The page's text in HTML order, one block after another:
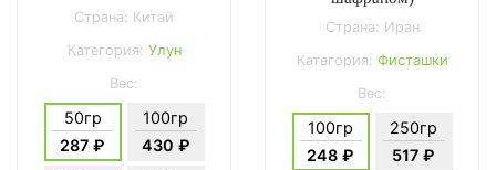
Страна: Китай
Категория: Улун
Вес:
50гр
287 ₽
100гр
430 ₽
Страна: Иран
Категория: Фисташки
Вес:
100гр
248 ₽
250гр
517 ₽